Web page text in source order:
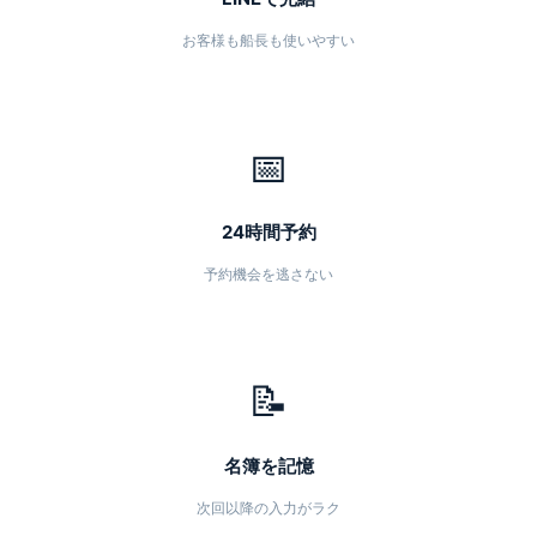
お客様も船長も使いやすい
📅
24時間予約
予約機会を逃さない
📝
名簿を記憶
次回以降の入力がラク